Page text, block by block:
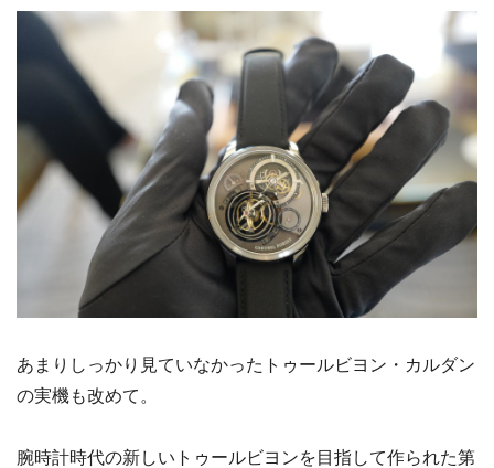
あまりしっかり見ていなかったトゥールビヨン・カルダン
の実機も改めて。
腕時計時代の新しいトゥールビヨンを目指して作られた第